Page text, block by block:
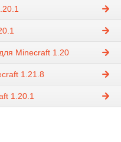
Minecraft 1.20
1.21.8
1.20.1